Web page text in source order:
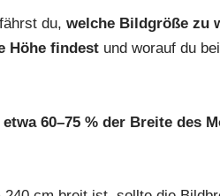
du,welche Bildgröße zu
Höhe findest und worauf du
60–75 % der Breite des